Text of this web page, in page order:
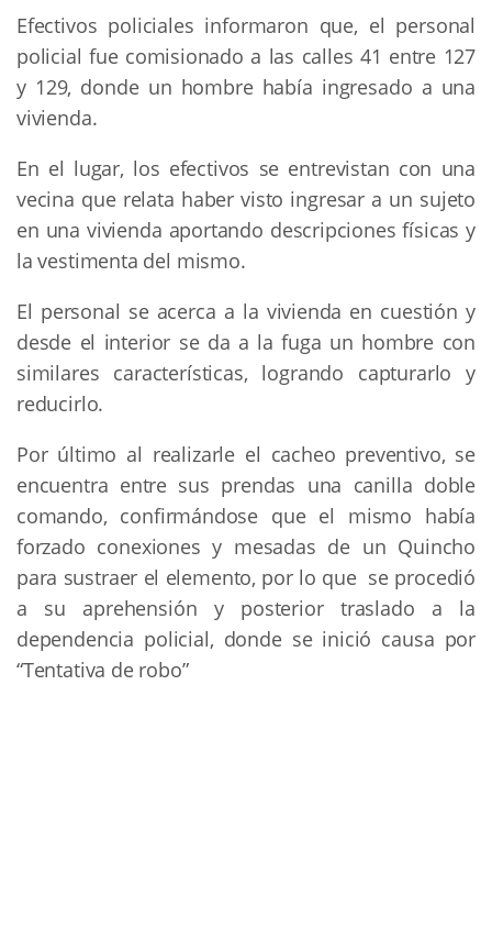
Efectivos policiales informaron que, el personal
policial fue comisionado a las calles 41 entre 127
y 129, donde un hombre había ingresado a una
vivienda.
En el lugar, los efectivos se entrevistan con una
vecina que relata haber visto ingresar a un sujeto
en una vivienda aportando descripciones físicas y
la vestimenta del mismo.
El personal se acerca a la vivienda en cuestión y
desde el interior se da a la fuga un hombre con
similares características, logrando capturarlo y
reducirlo.
Por último al realizarle el cacheo preventivo, se
encuentra entre sus prendas una canilla doble
comando, confirmándose que el mismo había
forzado conexiones y mesadas de un Quincho
para sustraer el elemento, por lo que se procedió
a su aprehensión y posterior traslado a la
dependencia policial, donde se inició causa por
“Tentativa de robo”